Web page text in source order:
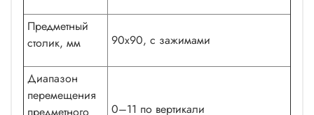
Предметный
столик, мм
90x90, с зажимами
Диапазон
перемещения
0–11 по вертикали